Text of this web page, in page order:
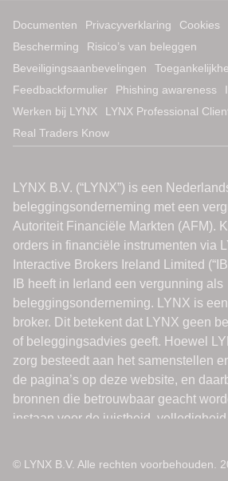
Documenten Privacyverklaring Cookies
Bescherming
Risico’s van beleggen
Beveiligingsaanbevelingen
Feedbackformulier
Phishing awareness
Werken bij LYNX
LYNX Professional
Real Traders Know
© LYNX B.V. Alle rechten voorbehouden.